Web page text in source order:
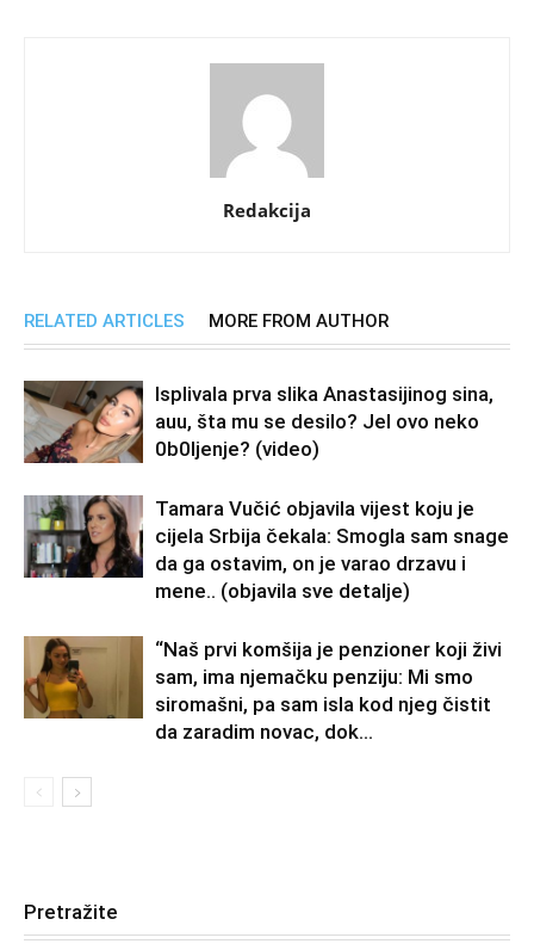
Redakcija
RELATED ARTICLES MORE FROM AUTHOR
Isplivala prva slika Anastasijinog sina,
auu, šta mu se desilo? Jel ovo neko
0b0Ijenje? (video)
Tamara Vučić objavila vijest koju je
cijela Srbija čekala: Smogla sam snage
da ga ostavim, on je varao drzavu i
mene.. (objavila sve detalje)
“Naš prvi komšija je penzioner koji živi
sam, ima njemačku penziju: Mi smo
siromašni, pa sam isla kod njeg čistit
da zaradim novac, dok...
Pretražite